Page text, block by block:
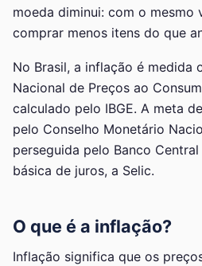
moeda diminui: com o mesmo
comprar menos itens do que
No Brasil, a inflação é medida
Nacional de Preços ao
calculado pelo IBGE. A meta
pelo Conselho Monetário
perseguida pelo Banco
básica de juros, a Selic.
O que é a inflação?
Inflação significa que os